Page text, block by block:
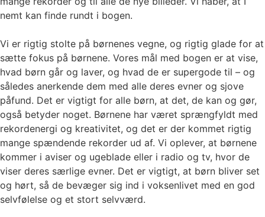
nemt kan finde rundt i bogen.
Vi er rigtig stolte på børnenes vegne, og rigtig glade for at
sætte fokus på børnene. Vores mål med bogen er at vise,
hvad børn går og laver, og hvad de er supergode til – og
således anerkende dem med alle deres evner og sjove
påfund. Det er vigtigt for alle børn, at det, de kan og gør,
også betyder noget. Børnene har været sprængfyldt med
rekordenergi og kreativitet, og det er der kommet rigtig
mange spændende rekorder ud af. Vi oplever, at børnene
kommer i aviser og ugeblade eller i radio og tv, hvor de
viser deres særlige evner. Det er vigtigt, at børn bliver set
og hørt, så de bevæger sig ind i voksenlivet med en god
selvfølelse og et stort selvværd.